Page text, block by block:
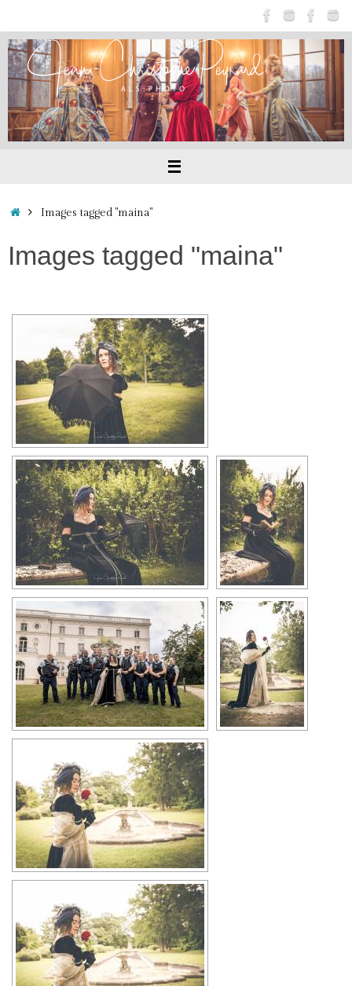
au
contenu
Accueil
Images tagged "maina"
Images tagged "maina"